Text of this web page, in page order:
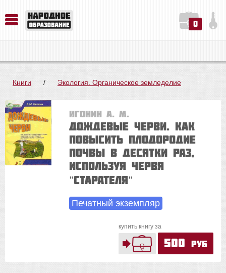
0
Книги / Экология. Органическое земледелие
Игонин А. М.
Дождевые черви. Как
повысить плодородие
почвы в десятки раз,
используя червя
"старателя"
Печатный экземпляр
купить книгу за
500 руб